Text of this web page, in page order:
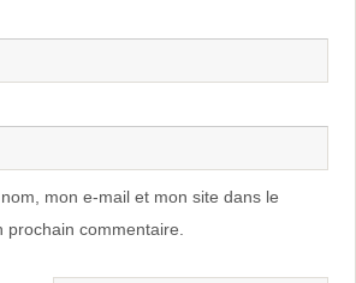
mon e-mail et mon site dans le
prochain commentaire.